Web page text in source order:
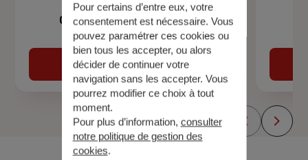
Garantie Accidents de la Vie
Découvrir
Pour certains d’entre eux, votre
consentement est nécessaire. Vous
pouvez paramétrer ces cookies ou
bien tous les accepter, ou alors
décider de continuer votre
navigation sans les accepter. Vous
pourrez modifier ce choix à tout
moment.
Pour plus d’information, consulter
notre politique de gestion des
cookies.